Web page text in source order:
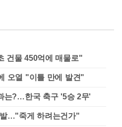
건물 450억에 매물로"
오열 "이틀 만에 발견"
는?…한국 축구 '5승 2무'
…"죽게 하려는건가"